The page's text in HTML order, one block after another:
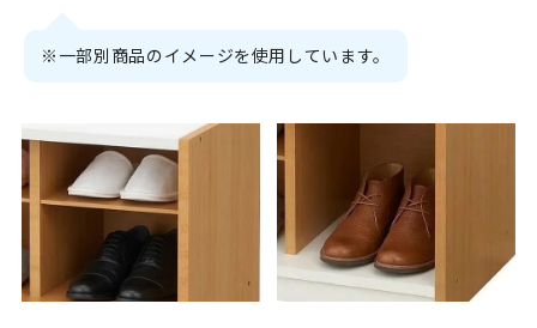
※一部別商品のイメージを使用しています。